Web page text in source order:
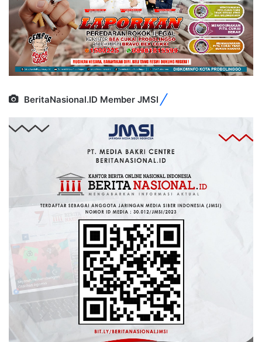
BeritaNasional.ID Member JMSI